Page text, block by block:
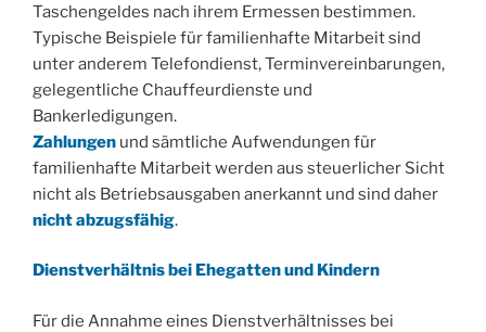
Taschengeldes nach ihrem Ermessen bestimmen.
Typische Beispiele für familienhafte Mitarbeit sind
unter anderem Telefondienst, Terminvereinbarungen,
gelegentliche Chauffeurdienste und
Bankerledigungen.
Zahlungen und sämtliche Aufwendungen für
familienhafte Mitarbeit werden aus steuerlicher Sicht
nicht als Betriebsausgaben anerkannt und sind daher
nicht abzugsfähig.
Dienstverhältnis bei Ehegatten und Kindern
Für die Annahme eines Dienstverhältnisses bei